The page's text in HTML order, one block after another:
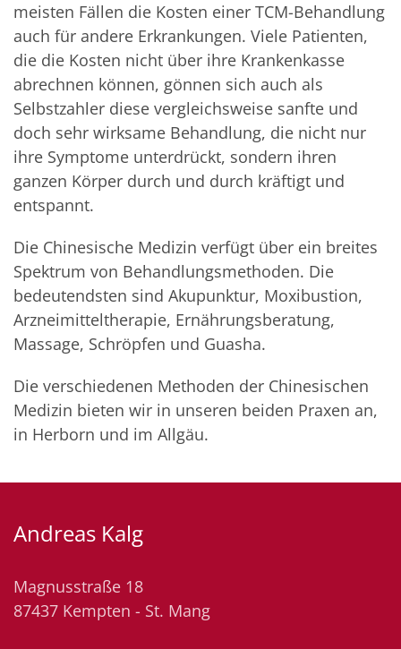
meisten Fällen die Kosten einer TCM-Behandlung
auch für andere Erkrankungen. Viele Patienten,
die die Kosten nicht über ihre Krankenkasse
abrechnen können, gönnen sich auch als
Selbstzahler diese vergleichsweise sanfte und
doch sehr wirksame Behandlung, die nicht nur
ihre Symptome unterdrückt, sondern ihren
ganzen Körper durch und durch kräftigt und
entspannt.
Die Chinesische Medizin verfügt über ein breites
Spektrum von Behandlungsmethoden. Die
bedeutendsten sind Akupunktur, Moxibustion,
Arzneimitteltherapie, Ernährungsberatung,
Massage, Schröpfen und Guasha.
Die verschiedenen Methoden der Chinesischen
Medizin bieten wir in unseren beiden Praxen an,
in Herborn und im Allgäu.
Andreas Kalg
Magnusstraße 18
87437 Kempten - St. Mang